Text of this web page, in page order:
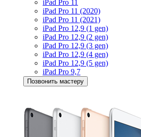
iPad Pro 11
iPad Pro 11 (2020)
iPad Pro 11 (2021)
iPad Pro 12,9 (1 gen)
iPad Pro 12,9 (2 gen)
iPad Pro 12,9 (3 gen)
iPad Pro 12,9 (4 gen)
iPad Pro 12,9 (5 gen)
iPad Pro 9,7
Позвонить мастеру